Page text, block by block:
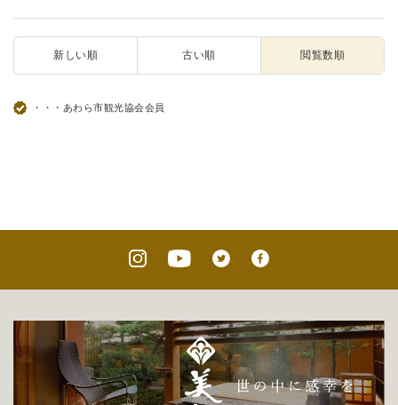
新しい順 古い順 閲覧数順
・・・あわら市観光協会会員